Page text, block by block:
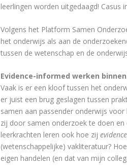
leerlingen worden uitgedaagd! Casus
Volgens het Platform Samen
het onderwijs als aan de
tussen de wetenschap en de
Evidence-informed werken binnen
Vaak is er een kloof tussen het
er juist een brug geslagen tussen
samen aan passender onderwijs
zij door samen onderzoek te doen
leerkrachten leren ook hoe zij
(wetenschappelijke) vakliteratuur?
eigen handelen (en dat van mijn